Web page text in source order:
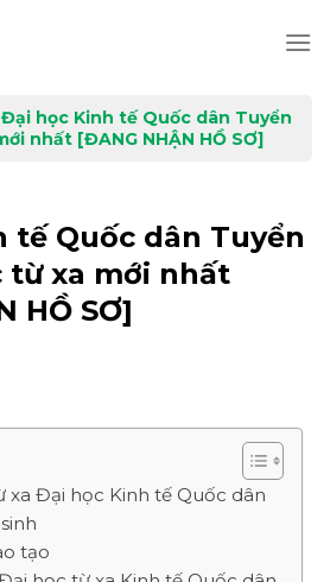
Đại học Kinh tế Quốc dân Tuyển
nhất [ĐANG NHẬN HỒ SƠ]
tế Quốc dân Tuyển
từ xa mới nhất
HỒ SƠ]
Đại học Kinh tế Quốc dân
tạo